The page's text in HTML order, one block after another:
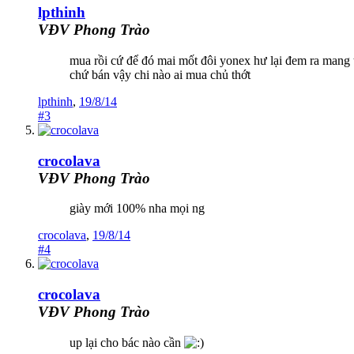
lpthinh
VĐV Phong Trào
mua rồi cứ để đó mai mốt đôi yonex hư lại đem ra mang
chứ bán vậy chi nào ai mua chủ thớt
lpthinh, 19/8/14
#3
crocolava
VĐV Phong Trào
giày mới 100% nha mọi ng
crocolava, 19/8/14
#4
crocolava
VĐV Phong Trào
up lại cho bác nào cần